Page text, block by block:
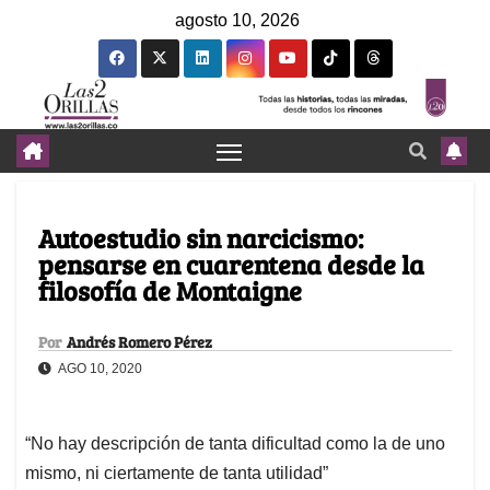
agosto 10, 2026
Autoestudio sin narcicismo:
pensarse en cuarentena desde la
filosofía de Montaigne
Por Andrés Romero Pérez
AGO 10, 2020
“No hay descripción de tanta dificultad como la de uno
mismo, ni ciertamente de tanta utilidad”